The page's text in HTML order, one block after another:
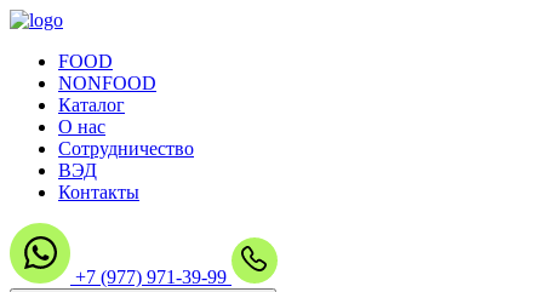
FOOD
NONFOOD
Каталог
О нас
Сотрудничество
ВЭД
Контакты
+7 (977) 971-39-99